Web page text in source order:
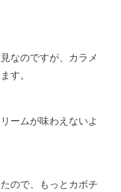
なのですが、カラメ
す。
ームが味わえないよ
ので、もっとカボチ